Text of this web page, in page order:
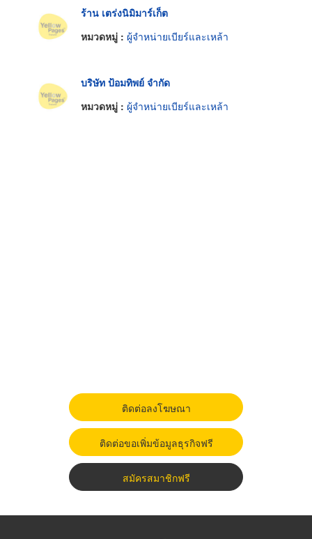
ร้าน เตร่งนิมิมาร์เก็ต
หมวดหมู่ : ผู้จำหน่ายเบียร์และเหล้า
บริษัท ป้อมทิพย์ จำกัด
หมวดหมู่ : ผู้จำหน่ายเบียร์และเหล้า
ติดต่อลงโฆษณา
ติดต่อขอเพิ่มข้อมูลธุรกิจฟรี
สมัครสมาชิกฟรี